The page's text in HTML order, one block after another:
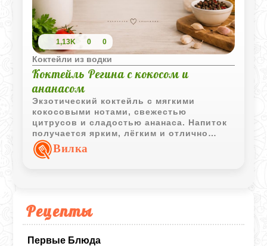
Рецепты
Первые Блюда
1,13K 0 0
Коктейли из водки
Коктейль Регина с кокосом и
ананасом
Экзотический коктейль с мягкими
кокосовыми нотами, свежестью
цитрусов и сладостью ананаса. Напиток
получается ярким, лёгким и отлично
подходит для летней подачи.
Вилка